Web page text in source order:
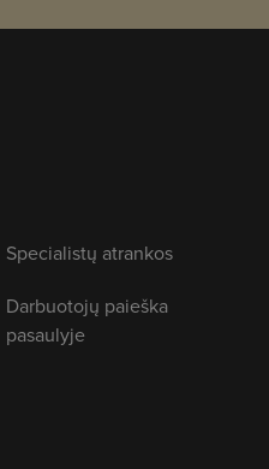
Specialistų atrankos
Darbuotojų paieška
pasaulyje